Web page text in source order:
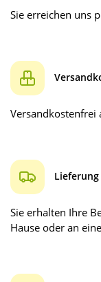
Sie erreichen uns
Versandkostenfrei
Lieferung
Sie erhalten Ihre
Hause oder an